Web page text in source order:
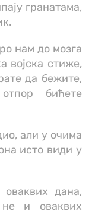
гранатама,
нам до мозга
војска стиже,
да бежите,
бићете
али у очима
исто види у
дана,
не и оваквих